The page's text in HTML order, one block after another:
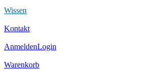
Wissen
Kontakt
AnmeldenLogin
Warenkorb